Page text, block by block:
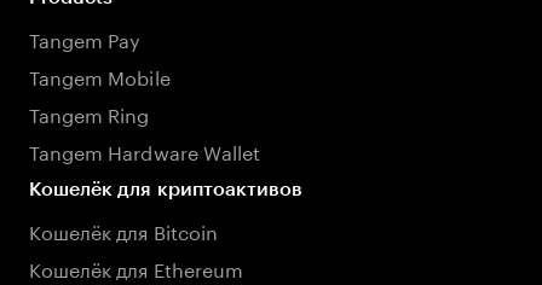
Tangem Pay
Tangem Mobile
Tangem Ring
Tangem Hardware Wallet
Кошелёк для криптоактивов
Кошелёк для Bitcoin
Кошелёк для Ethereum